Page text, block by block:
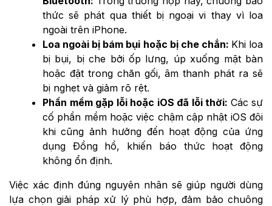
thức sẽ phát qua thiết bị ngoại vi thay vì loa
ngoài trên iPhone.
Loa ngoài bị bám bụi hoặc bị che chắn: Khi loa
bị bụi, bị che bởi ốp lưng, úp xuống mặt bàn
hoặc đặt trong chăn gối, âm thanh phát ra sẽ
bị nghẹt và giảm rõ rệt.
Phần mềm gặp lỗi hoặc iOS đã lỗi thời: Các sự
cố phần mềm hoặc việc chậm cập nhật iOS đôi
khi cũng ảnh hưởng đến hoạt động của ứng
dụng Đồng hồ, khiến báo thức hoạt động
không ổn định.
Việc xác định đúng nguyên nhân sẽ giúp người dùng
lựa chọn giải pháp xử lý phù hợp, đảm bảo chuông